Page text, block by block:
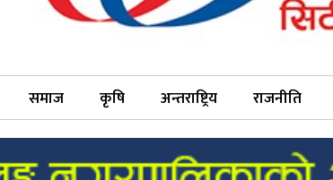
समाज कृषि अन्तराष्ट्रिय राजनीति